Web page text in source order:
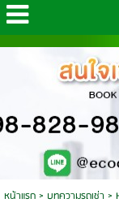
หน้าแรก> บทความรถเช่า >